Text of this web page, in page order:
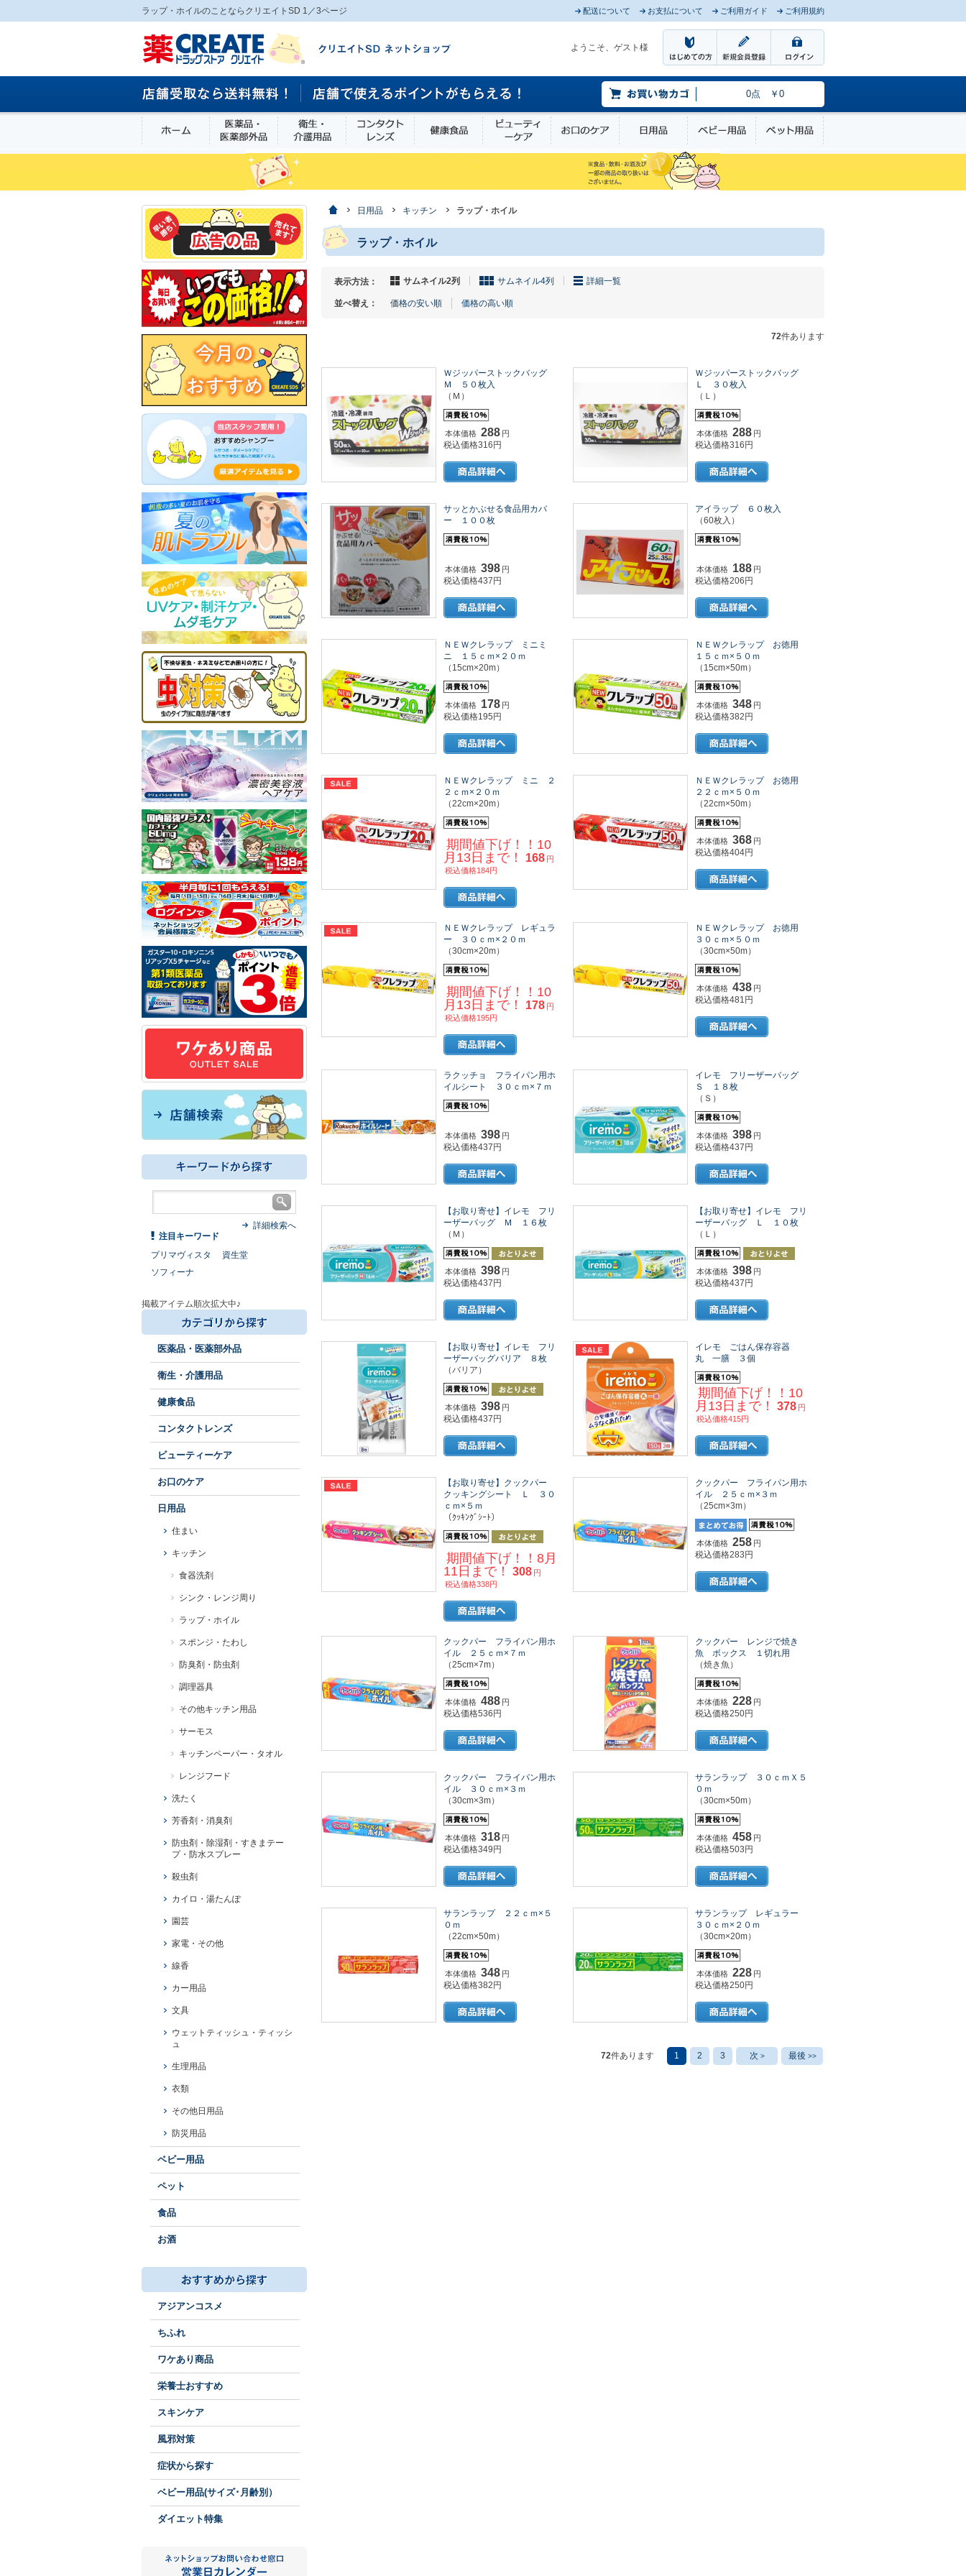
ラップ・ホイルのことならクリエイトSD 1／3ページ 配送について お支払について ご利用ガイド ご利用規約
ようこそ、ゲスト様
0点 ￥0
ホーム 医薬品・医薬部外品衛生・介護用品 コンタクトレンズ健康食品 ビューティーケアお口のケア 日用品 ベビー用品 ペット用品
ホーム日用品 キッチン ラップ・ホイル
ラップ・ホイル
表示方法： サムネイル2列 サムネイル4列 詳細一覧
並べ替え： 価格の安い順 価格の高い順
72件あります
Ｗジッパーストックバッグ
Ｍ ５０枚入
（Ｍ）
本体価格 288 円
税込価格316円
Ｗジッパーストックバッグ
Ｌ ３０枚入
（Ｌ）
本体価格 288 円
税込価格316円
サッとかぶせる食品用カバ
ー １００枚
本体価格 398 円
税込価格437円
アイラップ ６０枚入
（60枚入）
本体価格 188 円
税込価格206円
ＮＥＷクレラップ ミニミ
ニ １５ｃｍ×２０ｍ
（15cm×20m）
本体価格 178 円
税込価格195円
ＮＥＷクレラップ お徳用
１５ｃｍ×５０ｍ
（15cm×50m）
本体価格 348 円
税込価格382円
ＮＥＷクレラップ ミニ ２
２ｃｍ×２０ｍ
（22cm×20m）
期間値下げ！！10
月13日まで！
168 円
税込価格184円
ＮＥＷクレラップ お徳用
２２ｃｍ×５０ｍ
（22cm×50m）
本体価格 368 円
税込価格404円
ＮＥＷクレラップ レギュラ
ー ３０ｃｍ×２０ｍ
（30cm×20m）
期間値下げ！！10
月13日まで！
178 円
税込価格195円
ＮＥＷクレラップ お徳用
３０ｃｍ×５０ｍ
（30cm×50m）
本体価格 438 円
税込価格481円
ラクッチョ フライパン用ホ
イルシート ３０ｃｍ×７ｍ
本体価格 398 円
税込価格437円
イレモ フリーザーバッグ
Ｓ １８枚
（Ｓ）
本体価格 398 円
税込価格437円
【お取り寄せ】イレモ フリ
ーザーバッグ Ｍ １６枚
（Ｍ）
本体価格 398 円
税込価格437円
【お取り寄せ】イレモ フリ
ーザーバッグ Ｌ １０枚
（Ｌ）
本体価格 398 円
税込価格437円
【お取り寄せ】イレモ フリ
ーザーバッグバリア ８枚
（バリア）
本体価格 398 円
税込価格437円
イレモ ごはん保存容器
丸 一膳 ３個
期間値下げ！！10
月13日まで！
378 円
税込価格415円
【お取り寄せ】クックパー
クッキングシート Ｌ ３０
ｃｍ×５ｍ
（ｸｯｷﾝｸﾞｼｰﾄ）
期間値下げ！！8月
11日まで！
308 円
税込価格338円
クックパー フライパン用ホ
イル ２５ｃｍ×３ｍ
（25cm×3m）
本体価格 258 円
税込価格283円
クックパー フライパン用ホ
イル ２５ｃｍ×７ｍ
（25cm×7m）
本体価格 488 円
税込価格536円
クックパー レンジで焼き
魚 ボックス １切れ用
（焼き魚）
本体価格 228 円
税込価格250円
クックパー フライパン用ホ
イル ３０ｃｍ×３ｍ
（30cm×3m）
本体価格 318 円
税込価格349円
サランラップ ３０ｃｍＸ５
０ｍ
（30cm×50m）
本体価格 458 円
税込価格503円
サランラップ ２２ｃｍ×５
０ｍ
（22cm×50m）
本体価格 348 円
税込価格382円
サランラップ レギュラー
３０ｃｍ×２０ｍ
（30cm×20m）
本体価格 228 円
税込価格250円
72件あります 1 2 3 次 > 最後 >>
詳細検索へ
注目キーワード
プリマヴィスタ
資生堂
ソフィーナ
掲載アイテム順次拡大中♪
医薬品・医薬部外品
衛生・介護用品
健康食品
コンタクトレンズ
ビューティーケア
お口のケア
日用品
住まい
キッチン
食器洗剤
シンク・レンジ周り
ラップ・ホイル
スポンジ・たわし
防臭剤・防虫剤
調理器具
その他キッチン用品
サーモス
キッチンペーパー・タオル
レンジフード
洗たく
芳香剤・消臭剤
防虫剤・除湿剤・すきまテー
プ・防水スプレー
殺虫剤
カイロ・湯たんぽ
園芸
家電・その他
線香
カー用品
文具
ウェットティッシュ・ティッシ
ュ
生理用品
衣類
その他日用品
防災用品
ベビー用品
ペット
食品
お酒
アジアンコスメ
ちふれ
ワケあり商品
栄養士おすすめ
スキンケア
風邪対策
症状から探す
ベビー用品(サイズ･月齢別）
ダイエット特集